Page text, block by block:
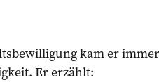
kam er
Er erzählt: